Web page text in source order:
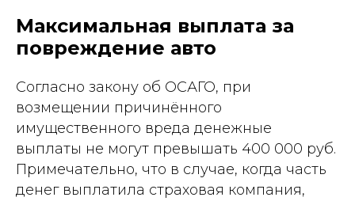
Максимальная выплата за
повреждение авто
Согласно закону об ОСАГО, при
возмещении причинённого
имущественного вреда денежные
выплаты не могут превышать 400 000 руб.
Примечательно, что в случае, когда часть
денег выплатила страховая компания,